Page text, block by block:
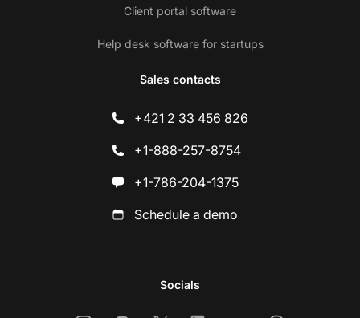
Client portal software
Help desk software for startups
Sales contacts
+421 2 33 456 826
+1-888-257-8754
+1-786-204-1375
Schedule a demo
Socials